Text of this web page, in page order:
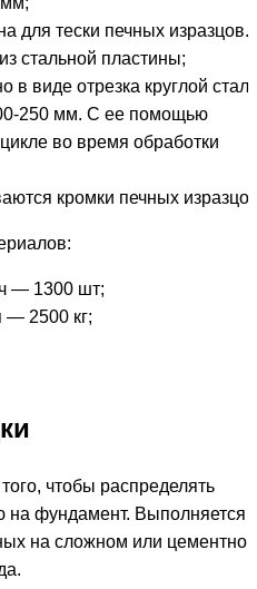
для тески печных изразцов.
стальной пластины;
в виде отрезка круглой
250 мм. С ее помощью
во время обработки
кромки печных
— 1300 шт;
— 2500 кг;
чтобы распределять
на фундамент. Выполняется
на сложном или